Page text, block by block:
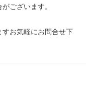
ございます。
お気軽にお問合せ下